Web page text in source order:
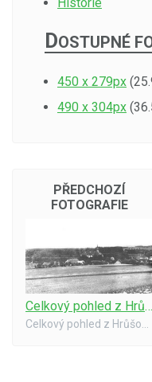
Historie
DOSTUPNÉ
450 x 279px
490 x 304px
PŘEDCHOZÍ
FOTOGRAFIE
Celkový pohled z Hrůšovy skaličky